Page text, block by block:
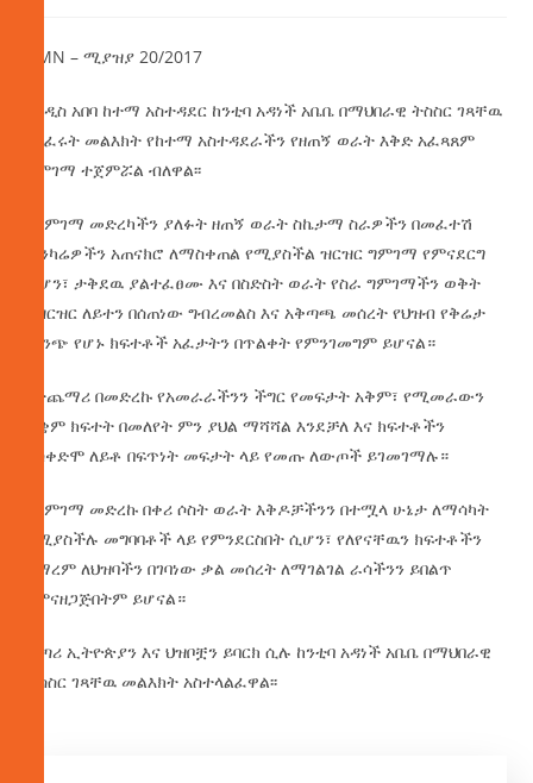
AMN – ሚያዝያ 20/2017
የአዲስ አበባ ከተማ አስተዳደር ከንቲባ አዳነች አቤቤ በማህበራዊ ትስስር ገጻቸዉ
በሰፈሩት መልእክት የከተማ አስተዳደራችን የዘጠኝ ወራት እቅድ አፈጻጸም
ግምገማ ተጀምሯል ብለዋል፡፡
በግምገማ መድረካችን ያለፉት ዘጠኝ ወራት ስኬታማ ስራዎችን በመፈተሽ
ጥንካሬዎችን አጠናክሮ ለማስቀጠል የሚያስችል ዝርዝር ግምገማ የምናደርግ
ሲሆን፣ ታቅደዉ ያልተፈፀሙ እና በስድስት ወራት የስራ ግምገማችን ወቅት
በዝርዝር ለይተን በሰጠነው ግብረመልስ እና አቅጣጫ መሰረት የህዝብ የቅሬታ
ምንጭ የሆኑ ክፍተቶች አፈታትን በጥልቀት የምንገመግም ይሆናል።
በተጨማሪ በመድረኩ የአመራራችንን ችግር የመፍታት አቅም፣ የሚመራውን
ተቋም ክፍተት በመለየት ምን ያህል ማሻሻል እንደቻለ እና ክፍተቶችን
አስቀድሞ ለይቶ በፍጥነት መፍታት ላይ የመጡ ለውጦች ይገመገማሉ።
የግምገማ መድረኩ በቀሪ ሶስት ወራት እቅዶቻችንን በተሟላ ሁኔታ ለማሳካት
የሚያስችሉ መግባባቶች ላይ የምንደርስበት ሲሆን፣ የለየናቸዉን ክፍተቶችን
በማረም ለህዝባችን በገባነው ቃል መሰረት ለማገልገል ራሳችንን ይበልጥ
የምናዘጋጅበትም ይሆናል።
ፈጣሪ ኢትዮጵያን እና ህዝቦቿን ይባርክ ሲሉ ከንቲባ አዳነች አቤቤ በማህበራዊ
ትስስር ገጻቸዉ መልእክት አስተላልፈዋል፡፡